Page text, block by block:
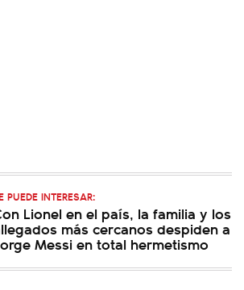
PUEDE INTERESAR:
Lionel en el país, la familia y los
más cercanos despiden a
Messi en total hermetismo